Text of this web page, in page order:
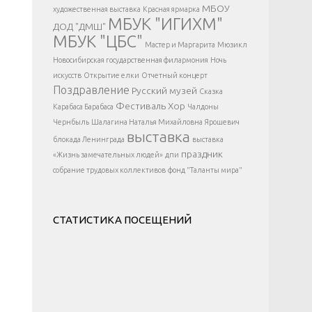
</div >
художественная выставка Красная ярмарка МБОУ
ДОД "ДМШ" МБУК "ИГИХМ"
МБУК "ЦБС" Мастер и Маргарита Мюзикл
Новосибирская государственная филармония Ночь
искусств Открытие елки Отчетный концерт
Поздравление Русский музей Сказка
Карабаса Барабаса ФестивальХор Чалдоны
Чернбыль Шалагина Наталья Михайловна Ярошевич
блокада Ленинграда выставка выставка
«Жизнь замечательных людей» дпи праздник
собрание трудовых коллективов фонд "Таланты мира"
СТАТИСТИКА ПОСЕЩЕНИЙ